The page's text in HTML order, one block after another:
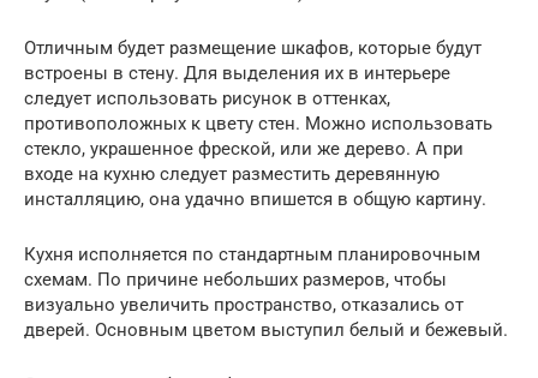
Отличным будет размещение шкафов, которые будут
встроены в стену. Для выделения их в интерьере
следует использовать рисунок в оттенках,
противоположных к цвету стен. Можно использовать
стекло, украшенное фреской, или же дерево. А при
входе на кухню следует разместить деревянную
инсталляцию, она удачно впишется в общую картину.
Кухня исполняется по стандартным планировочным
схемам. По причине небольших размеров, чтобы
визуально увеличить пространство, отказались от
дверей. Основным цветом выступил белый и бежевый.